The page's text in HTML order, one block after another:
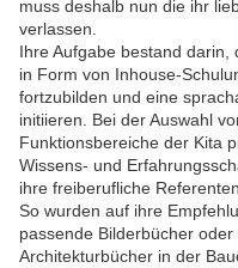
muss deshalb nun die ihr
verlassen.
Ihre Aufgabe bestand darin,
in Form von Inhouse-
fortzubilden und eine
initiieren. Bei der Auswahl
Funktionsbereiche der Kita
Wissens- und
ihre freiberufliche
So wurden auf ihre
passende Bilderbücher
Architekturbücher in der